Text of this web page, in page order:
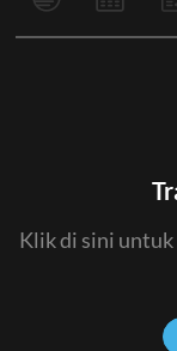
Klik di sini